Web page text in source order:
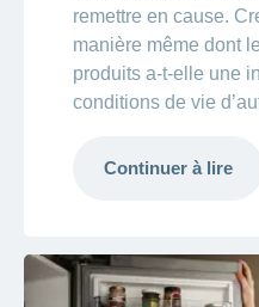
remettre en cause.
manière même dont
produits a-t-elle une
conditions de vie
Continuer à lire